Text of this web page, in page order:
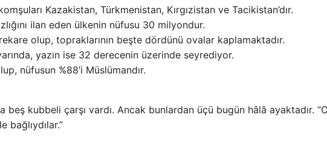
Kazakistan, Türkmenistan, Kırgızistan ve Tacikistan’dır.
ilan eden ülkenin nüfusu 30 milyondur.
olup, topraklarının beşte dördünü ovalar kaplamaktadır.
yazın ise 32 derecenin üzerinde seyrediyor.
nüfusun %88’i Müslümandır.
kubbeli çarşı vardı. Ancak bunlardan üçü bugün hâlâ ayaktadır.
bağlıydılar.”